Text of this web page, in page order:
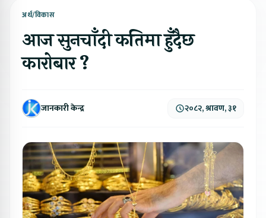
अर्थ/विकास
आज सुनचाँदी कतिमा हुँदैछ
कारोबार ?
जानकारी केन्द्र २०८२, श्रावण, ३१